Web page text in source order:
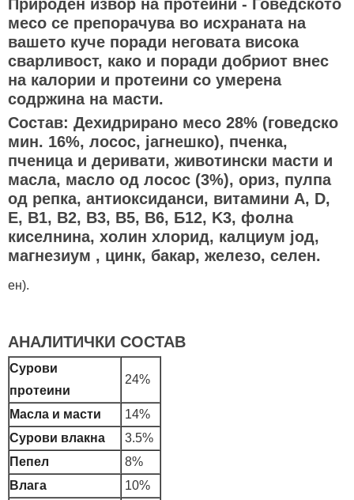
Природен извор на протеини - Говедското
месо се препорачува во исхраната на
вашето куче поради неговата висока
сварливост, како и поради добриот внес
на калории и протеини со умерена
содржина на масти.
Состав: Дехидрирано месо 28% (говедско
мин. 16%, лосос, јагнешко), пченка,
пченица и деривати, животински масти и
масла, масло од лосос (3%), ориз, пулпа
од репка, антиоксиданси, витамини A, D,
E, B1, B2, B3, B5, B6, Б12, K3, фолна
киселнина, холин хлорид, калциум јод,
магнезиум , цинк, бакар, железо, селен.
ен).
АНАЛИТИЧКИ СОСТАВ
Сурови
протеини
24%
Масла и масти
14%
Сурови влакна
3.5%
Пепел
8%
Влага
10%